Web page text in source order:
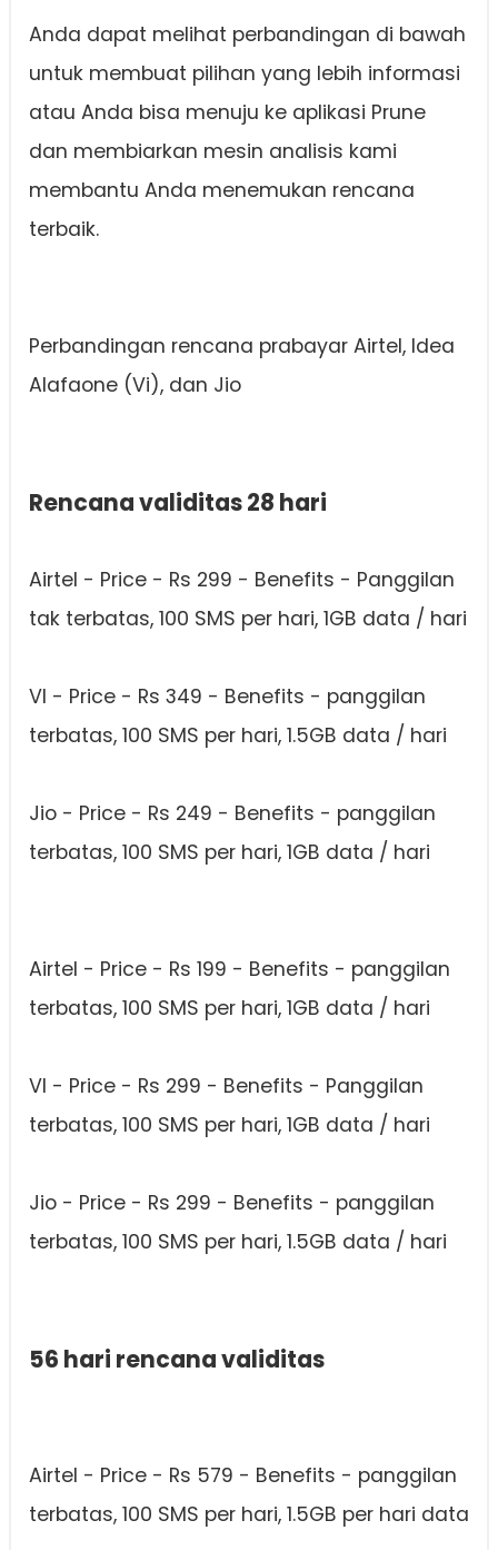
Anda dapat melihat perbandingan di bawah
untuk membuat pilihan yang lebih informasi
atau Anda bisa menuju ke aplikasi Prune
dan membiarkan mesin analisis kami
membantu Anda menemukan rencana
terbaik.
Perbandingan rencana prabayar Airtel, Idea
Alafaone (Vi), dan Jio
Rencana validitas 28 hari
Airtel - Price - Rs 299 - Benefits - Panggilan
tak terbatas, 100 SMS per hari, 1GB data / hari
VI - Price - Rs 349 - Benefits - panggilan
terbatas, 100 SMS per hari, 1.5GB data / hari
Jio - Price - Rs 249 - Benefits - panggilan
terbatas, 100 SMS per hari, 1GB data / hari
Airtel - Price - Rs 199 - Benefits - panggilan
terbatas, 100 SMS per hari, 1GB data / hari
VI - Price - Rs 299 - Benefits - Panggilan
terbatas, 100 SMS per hari, 1GB data / hari
Jio - Price - Rs 299 - Benefits - panggilan
terbatas, 100 SMS per hari, 1.5GB data / hari
56 hari rencana validitas
Airtel - Price - Rs 579 - Benefits - panggilan
terbatas, 100 SMS per hari, 1.5GB per hari data